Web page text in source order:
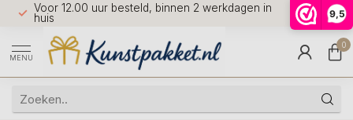
9,5
Voor 12.00 uur besteld, binnen 2 werkdagen in
huis
7 dagen
9.5
MENU
0